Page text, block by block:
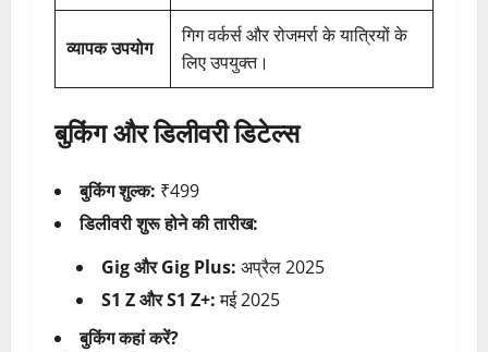
व्यापक उपयोग
गिग वर्कर्स और रोजमर्रा के यात्रियों के
लिए उपयुक्त।
बुकिंग और डिलीवरी डिटेल्स
बुकिंग शुल्क: ₹499
डिलीवरी शुरू होने की तारीख:
Gig और Gig Plus: अप्रैल 2025
S1 Z और S1 Z+:मई 2025
बुकिंग कहां करें?